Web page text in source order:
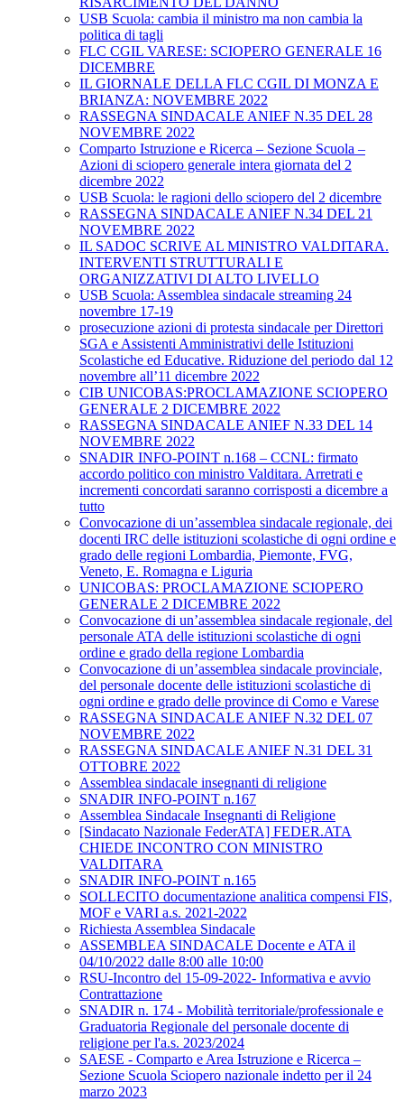
USB Scuola: cambia il ministro ma non cambia la
politica di tagli
FLC CGIL VARESE: SCIOPERO GENERALE 16
DICEMBRE
IL GIORNALE DELLA FLC CGIL DI MONZA E
BRIANZA: NOVEMBRE 2022
RASSEGNA SINDACALE ANIEF N.35 DEL 28
NOVEMBRE 2022
Comparto Istruzione e Ricerca – Sezione Scuola –
Azioni di sciopero generale intera giornata del 2
dicembre 2022
USB Scuola: le ragioni dello sciopero del 2 dicembre
RASSEGNA SINDACALE ANIEF N.34 DEL 21
NOVEMBRE 2022
IL SADOC SCRIVE AL MINISTRO VALDITARA.
INTERVENTI STRUTTURALI E
ORGANIZZATIVI DI ALTO LIVELLO
USB Scuola: Assemblea sindacale streaming 24
novembre 17-19
prosecuzione azioni di protesta sindacale per Direttori
SGA e Assistenti Amministrativi delle Istituzioni
Scolastiche ed Educative. Riduzione del periodo dal 12
novembre all’11 dicembre 2022
CIB UNICOBAS:PROCLAMAZIONE SCIOPERO
GENERALE 2 DICEMBRE 2022
RASSEGNA SINDACALE ANIEF N.33 DEL 14
NOVEMBRE 2022
SNADIR INFO-POINT n.168 – CCNL: firmato
accordo politico con ministro Valditara. Arretrati e
incrementi concordati saranno corrisposti a dicembre a
tutto
Convocazione di un’assemblea sindacale regionale, dei
docenti IRC delle istituzioni scolastiche di ogni ordine e
grado delle regioni Lombardia, Piemonte, FVG,
Veneto, E. Romagna e Liguria
UNICOBAS: PROCLAMAZIONE SCIOPERO
GENERALE 2 DICEMBRE 2022
Convocazione di un’assemblea sindacale regionale, del
personale ATA delle istituzioni scolastiche di ogni
ordine e grado della regione Lombardia
Convocazione di un’assemblea sindacale provinciale,
del personale docente delle istituzioni scolastiche di
ogni ordine e grado delle province di Como e Varese
RASSEGNA SINDACALE ANIEF N.32 DEL 07
NOVEMBRE 2022
RASSEGNA SINDACALE ANIEF N.31 DEL 31
OTTOBRE 2022
Assemblea sindacale insegnanti di religione
SNADIR INFO-POINT n.167
Assemblea Sindacale Insegnanti di Religione
[Sindacato Nazionale FederATA] FEDER.ATA
CHIEDE INCONTRO CON MINISTRO
VALDITARA
SNADIR INFO-POINT n.165
SOLLECITO documentazione analitica compensi FIS,
MOF e VARI a.s. 2021-2022
Richiesta Assemblea Sindacale
ASSEMBLEA SINDACALE Docente e ATA il
04/10/2022 dalle 8:00 alle 10:00
RSU-Incontro del 15-09-2022- Informativa e avvio
Contrattazione
SNADIR n. 174 - Mobilità territoriale/professionale e
Graduatoria Regionale del personale docente di
religione per l'a.s. 2023/2024
SAESE - Comparto e Area Istruzione e Ricerca –
Sezione Scuola Sciopero nazionale indetto per il 24
marzo 2023